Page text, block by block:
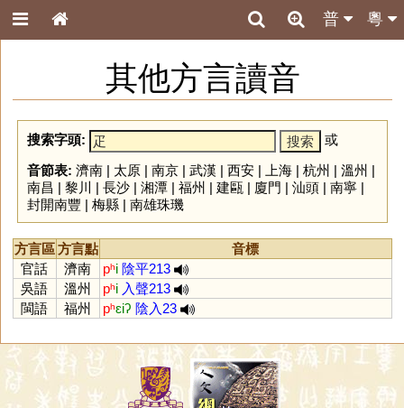
粵
普
其他方言讀音
搜索字頭:
或
音節表: 濟南| 太原| 南京| 武漢 | 西安| 上海| 杭州 | 溫州 |
南昌 | 黎川 | 長沙| 湘潭| 福州 | 建甌 | 廈門 | 汕頭| 南寧|
封開南豐 | 梅縣| 南雄珠璣
方言區方言點
音標
官話
濟南 pʰi 陰平213
吳語
溫州 pʰi 入聲213
閩語
福州 pʰɛiʔ 陰入23